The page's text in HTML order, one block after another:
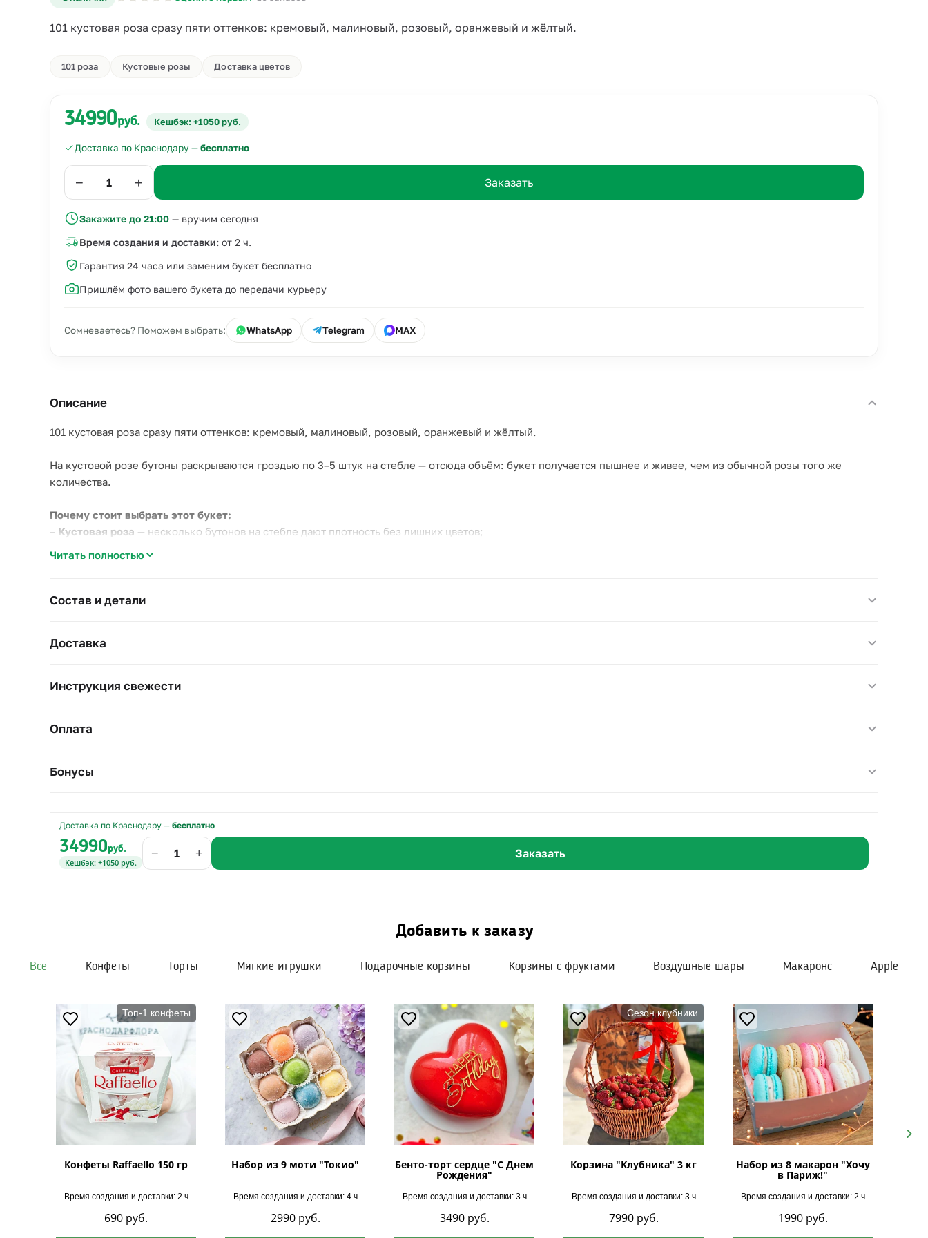
101 кустовая роза сразу пяти оттенков: кремовый, малиновый, розовый, оранжевый и жёлтый.
101 роза Кустовые розы Доставка цветов
34990руб. Кешбэк: +1050 руб.
Доставка по Краснодару —бесплатно
− + Заказать
Закажите до 21:00 — вручим сегодня
Время создания и доставки: от 2 ч.
Гарантия 24 часа или заменим букет бесплатно
Пришлём фото вашего букета до передачи курьеру
Сомневаетесь? Поможем выбрать: WhatsApp Telegram MAX
Описание
101 кустовая роза сразу пяти оттенков: кремовый, малиновый, розовый, оранжевый и жёлтый.
На кустовой розе бутоны раскрываются гроздью по 3–5 штук на стебле — отсюда объём: букет получается пышнее и живее, чем из обычной розы того же
количества.
Почему стоит выбрать этот букет:
– Кустовая роза — несколько бутонов на стебле дают плотность без лишних цветов;
Такой букет дарят на большую годовщину, юбилей, предложение — повод, где нужен видимый жест.
Читать полностью
Состав и детали
Доставка
Инструкция свежести
Оплата
Бонусы
Доставка по Краснодару — бесплатно
34990руб.
Кешбэк: +1050 руб.
− + Заказать
Добавить к заказу
Все Конфеты Торты Мягкие игрушки Подарочные корзины Корзины с фруктами Воздушные шары Макаронс Apple
Топ-1 конфеты
Конфеты Raffaello 150 гр
Время создания и доставки: 2 ч
690 руб.
Набор из 9 моти "Токио"
Время создания и доставки: 4 ч
2990 руб.
Бенто-торт сердце "С Днем
Рождения"
Время создания и доставки: 3 ч
3490 руб.
Сезон клубники
Корзина "Клубника" 3 кг
Время создания и доставки: 3 ч
7990 руб.
Набор из 8 макарон "Хочу
в Париж!"
Время создания и доставки: 2 ч
1990 руб.
Next